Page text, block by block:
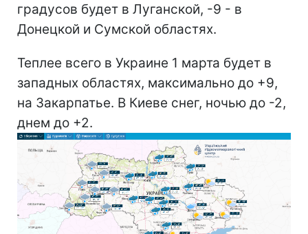
градусов будет в Луганской, -9 - в
Донецкой и Сумской областях.
Теплее всего в Украине 1 марта будет в
западных областях, максимально до +9,
на Закарпатье. В Киеве снег, ночью до -2,
днем до +2.